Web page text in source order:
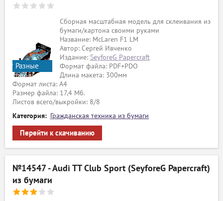
Разные
издательства
Сборная масштабная модель для склеивания из
бумаги/картона своими руками
Название: McLaren F1 LM
Автор: Сергей Ивченко
Издание: SeyforeG Papercraft
Формат файла: PDF+PDO
Длина макета: 300мм
Формат листа: А4
Размер файла: 17,4 Мб.
Листов всего/выкройки: 8/8
Категория: Гражданская техника из бумаги
Перейти к скачиванию
№14547 - Audi TT Club Sport (SeyforeG Papercraft)
из бумаги